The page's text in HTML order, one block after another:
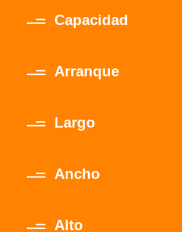
Capacidad
Arranque
Largo
Ancho
Alto